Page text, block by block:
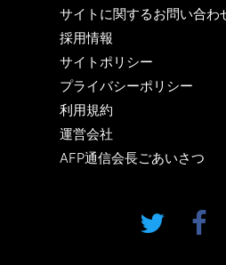
サイトに関するお問い合わ
採用情報
サイトポリシー
プライバシーポリシー
利用規約
運営会社
AFP通信会長ごあいさつ